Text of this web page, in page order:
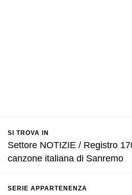
SI TROVA IN
Settore NOTIZIE / Registro
canzone italiana di Sanremo
SERIE APPARTENENZA